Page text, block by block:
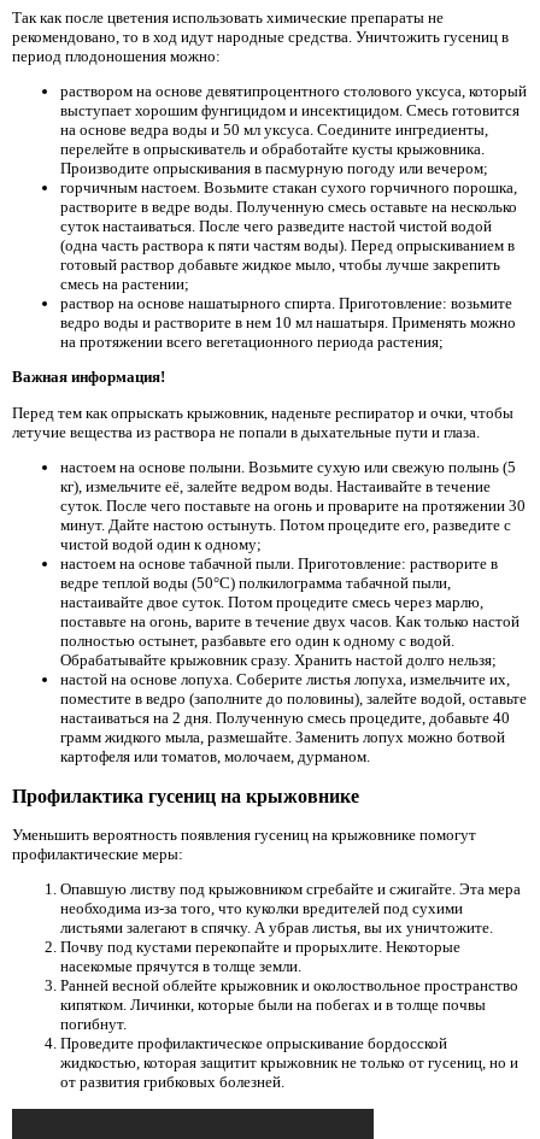
Так как после цветения использовать химические препараты не
рекомендовано, то в ход идут народные средства. Уничтожить гусениц в
период плодоношения можно:
раствором на основе девятипроцентного столового уксуса, который
выступает хорошим фунгицидом и инсектицидом. Смесь готовится
на основе ведра воды и 50 мл уксуса. Соедините ингредиенты,
перелейте в опрыскиватель и обработайте кусты крыжовника.
Производите опрыскивания в пасмурную погоду или вечером;
горчичным настоем. Возьмите стакан сухого горчичного порошка,
растворите в ведре воды. Полученную смесь оставьте на несколько
суток настаиваться. После чего разведите настой чистой водой
(одна часть раствора к пяти частям воды). Перед опрыскиванием в
готовый раствор добавьте жидкое мыло, чтобы лучше закрепить
смесь на растении;
раствор на основе нашатырного спирта. Приготовление: возьмите
ведро воды и растворите в нем 10 мл нашатыря. Применять можно
на протяжении всего вегетационного периода растения;
Важная информация!
Перед тем как опрыскать крыжовник, наденьте респиратор и очки, чтобы
летучие вещества из раствора не попали в дыхательные пути и глаза.
настоем на основе полыни. Возьмите сухую или свежую полынь (5
кг), измельчите её, залейте ведром воды. Настаивайте в течение
суток. После чего поставьте на огонь и проварите на протяжении 30
минут. Дайте настою остынуть. Потом процедите его, разведите с
чистой водой один к одному;
настоем на основе табачной пыли. Приготовление: растворите в
ведре теплой воды (50°С) полкилограмма табачной пыли,
настаивайте двое суток. Потом процедите смесь через марлю,
поставьте на огонь, варите в течение двух часов. Как только настой
полностью остынет, разбавьте его один к одному с водой.
Обрабатывайте крыжовник сразу. Хранить настой долго нельзя;
настой на основе лопуха. Соберите листья лопуха, измельчите их,
поместите в ведро (заполните до половины), залейте водой, оставьте
настаиваться на 2 дня. Полученную смесь процедите, добавьте 40
грамм жидкого мыла, размешайте. Заменить лопух можно ботвой
картофеля или томатов, молочаем, дурманом.
Профилактика гусениц на крыжовнике
Уменьшить вероятность появления гусениц на крыжовнике помогут
профилактические меры:
Опавшую листву под крыжовником сгребайте и сжигайте. Эта мера
необходима из-за того, что куколки вредителей под сухими
листьями залегают в спячку. А убрав листья, вы их уничтожите.
Почву под кустами перекопайте и прорыхлите. Некоторые
насекомые прячутся в толще земли.
Ранней весной облейте крыжовник и околоствольное пространство
кипятком. Личинки, которые были на побегах и в толще почвы
погибнут.
Проведите профилактическое опрыскивание бордосской
жидкостью, которая защитит крыжовник не только от гусениц, но и
от развития грибковых болезней.